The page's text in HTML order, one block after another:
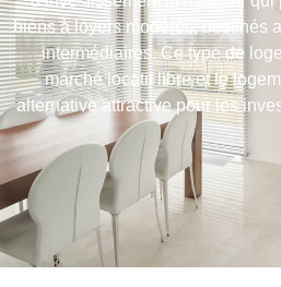
biens à loyers modérés, destinés
intermédiaires. Ce type de
marché locatif libre et le
alternative attractive pour les